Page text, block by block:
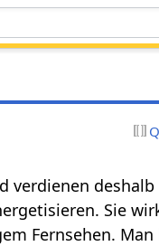
verdienen
Sie
Fernsehen.